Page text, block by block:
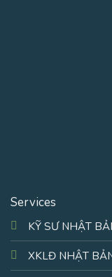
Services
KỸ SƯ NHẬT
XKLĐ NHẬT